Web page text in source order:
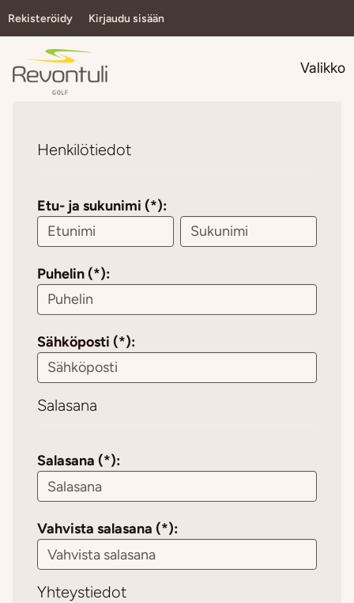
Rekisteröidy Kirjaudu sisään
Valikko
Henkilötiedot
Etu- ja sukunimi (*):
Puhelin (*):
Sähköposti (*):
Salasana
Salasana (*):
Vahvista salasana (*):
Yhteystiedot